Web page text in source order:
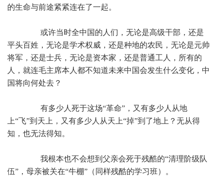
的生命与前途紧紧连在了一起。
或许当时全中国的人们，无论是高级干部，还是
平头百姓，无论是学术权威，还是种地的农民，无论是元帅
将军，还是士兵，无论是资本家，还是普通工人，所有的
人，就连毛主席本人都不知道未来中国会发生什么变化，中
国将向何处去？
有多少人死于这场“革命”，又有多少人从地
上“飞”到天上，又有多少人从天上“掉”到了地上？无从得
知，也无法得知。
我根本也不会想到父亲会死于残酷的“清理阶级队
伍”，母亲被关在“牛棚”（同样残酷的学习班）。